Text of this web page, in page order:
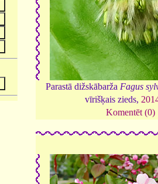
Parastā dižskābarža Fagus
vīrišķais zieds,
Komentēt (0)